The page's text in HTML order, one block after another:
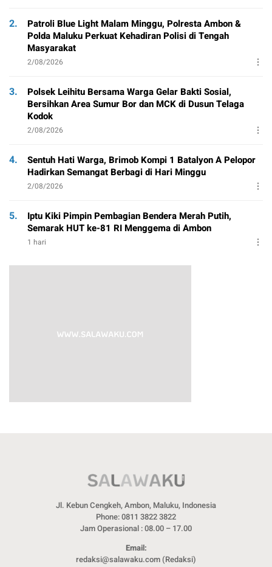
2.
Patroli Blue Light Malam Minggu, Polresta Ambon &
Polda Maluku Perkuat Kehadiran Polisi di Tengah
Masyarakat
2/08/2026
3.
Polsek Leihitu Bersama Warga Gelar Bakti Sosial,
Bersihkan Area Sumur Bor dan MCK di Dusun Telaga
Kodok
2/08/2026
4.
Sentuh Hati Warga, Brimob Kompi 1 Batalyon A Pelopor
Hadirkan Semangat Berbagi di Hari Minggu
2/08/2026
5.
Iptu Kiki Pimpin Pembagian Bendera Merah Putih,
Semarak HUT ke-81 RI Menggema di Ambon
1 hari
Jl. Kebun Cengkeh, Ambon, Maluku, Indonesia
Phone: 0811 3822 3822
Jam Operasional : 08.00 – 17.00
Email:
redaksi@salawaku.com (Redaksi)